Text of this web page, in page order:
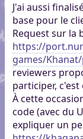
J'ai aussi
base pour le
Request sur la
https://
games/
reviewers
participer,
À cette
code (avec du
expliquer un